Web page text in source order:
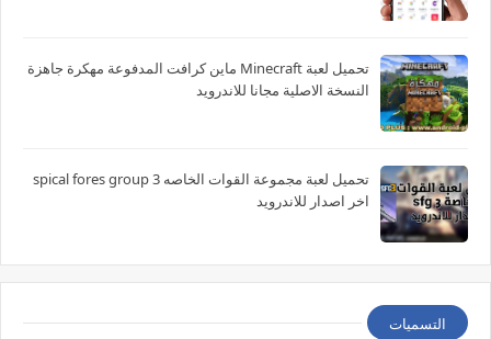
تحميل لعبة Minecraft ماين كرافت المدفوعة مهكرة جاهزة
النسخة الاصلية مجانا للاندرويد
تحميل لعبة مجموعة القوات الخاصه spical fores group 3
اخر اصدار للاندرويد
التسميات